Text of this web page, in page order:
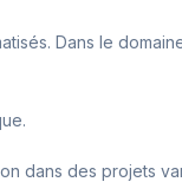
Dans le
dans des projets